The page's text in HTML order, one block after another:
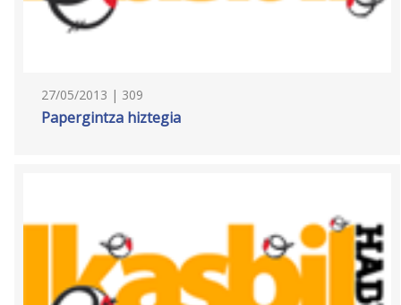
27/05/2013 | 309
Papergintza hiztegia